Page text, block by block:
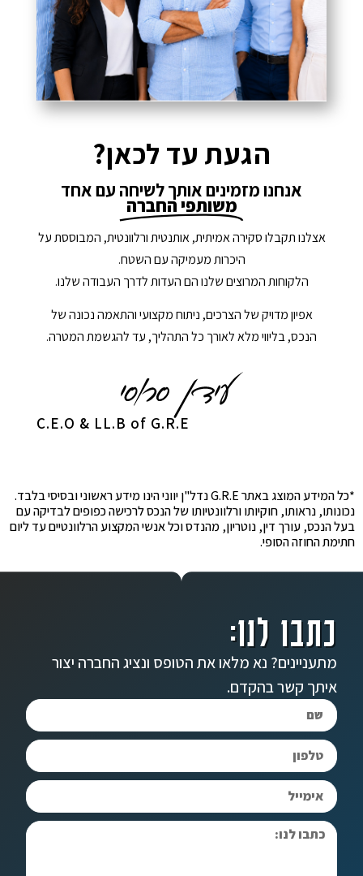
הגעת עד לכאן?
אנחנו מזמינים אותך לשיחה עם אחד
משותפי החברה
אצלנו תקבלו סקירה אמיתית, אותנטית ורלוונטית, המבוססת על
היכרות מעמיקה עם השטח.
הלקוחות המרוצים שלנו הם העדות לדרך העבודה שלנו.
אפיון מדויק של הצרכים, ניתוח מקצועי והתאמה נכונה של
הנכס, בליווי מלא לאורך כל התהליך, עד להגשמת המטרה.
C.E.O & LL.B of G.R.E
*כל המידע המוצג באתר G.R.E נדל"ן יווני הינו מידע ראשוני ובסיסי בלבד.
נכונותו, נראותו, חוקיותו ורלוונטיותו של הנכס לרכישה כפופים לבדיקה עם
בעל הנכס, עורך דין, נוטריון, מהנדס וכל אנשי המקצוע הרלוונטיים עד ליום
חתימת החוזה הסופי.
כתבו לנו:
מתעניינים? נא מלאו את הטופס ונציג החברה יצור
איתך קשר בהקדם.